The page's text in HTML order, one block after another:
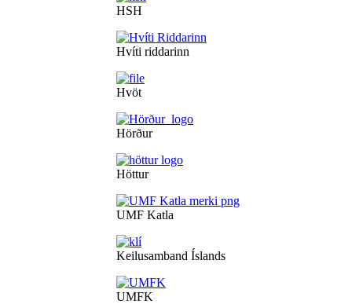
HSH
Hvíti riddarinn
Hvöt
Hörður
Höttur
UMF Katla
Keilusamband Íslands
UMFK